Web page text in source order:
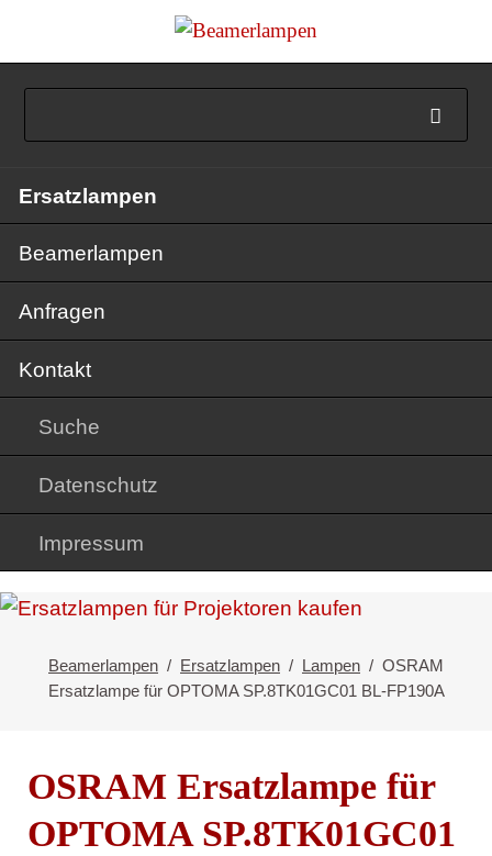
überspringen
Ersatzlampen
Beamerlampen
Anfragen
Kontakt
Suche
Datenschutz
Impressum
Beamerlampen Ersatzlampen Lampen
OSRAM
Ersatzlampe für OPTOMA SP.8TK01GC01 BL-FP190A
OSRAM Ersatzlampe für
OPTOMA SP.8TK01GC01